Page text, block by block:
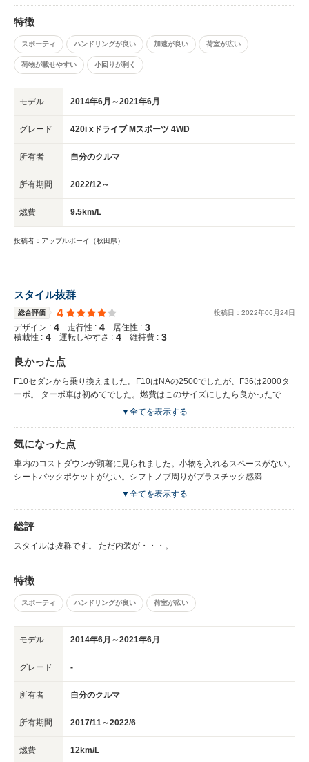
ペはリアガラスごとオープンになるので、実はハッチバック的なので差別化
出来ます。 なので積載量も荷物の乗せやすさもＧＯＯＤ。 「３シリーズに
もＧＴ(グランツーリスモ)があるじゃん！」と思うかもしれませんが、ＧＴ
の方が後ろがボテっとしてるので、スタイリッシュ感を求めたいならＧＣ。
ホント良いとこ取りでバランスがイイです♪ 上にも記載しましたが、標準で
の全高・車高を多少気にする方は３シリーズＧＴもありかと思います。 僕
もどちらかにするか迷いました。 ＧＴにはディーゼルエンジンもありまし
です。 今となっては年式が８、９年落ちですが古臭さを全く感じないって
のはBMWや外車の良さかなぁと思います。 なかなか見かけないフォルムな
のか、車をのぞいていく方が結構いるみたいです。 息子たちにも「カッコ
いい」と言わせる１台。 パパとしても鼻高々です（笑）
特徴
スポーティ ハンドリングが良い 加速が良い 荷室が広い
荷物が載せやすい 小回りが利く
モデル 2014年6月～2021年6月
グレード 420i xドライブ Mスポーツ 4WD
所有者 自分のクルマ
所有期間 2022/12～
燃費 9.5km/L
投稿者：アップルボーイ（秋田県）
スタイル抜群
総合評価 4 投稿日： 2022年06 月24日
デザイン : 4 走行性 : 4 居住性 : 3
積載性 : 4 運転しやすさ : 4 維持費 : 3
良かった点
F10セダンから乗り換えました。F10はNAの2500でしたが、F36は2000タ
ーボ。 ターボ車は初めてでした。燃費はこのサイズにしたら良かったで
す。12ｋｍ/ｌくらい。 車体が軽く、またサイズも手ごろなので運転はしや
さりとした感じよりは、もっとスマートです。
▼全てを表示する
気になった点
車内のコストダウンが顕著に見られました。小物を入れるスペースがない。
シートバックポケットがない。シフトノブ周りがプラスチック感満
載・・・。 バイザーも少し薄目です。全体的に内装は安っぽいです。600万
▼全てを表示する
総評
スタイルは抜群です。 ただ内装が・・・。
特徴
スポーティ ハンドリングが良い 荷室が広い
モデル 2014年6月～2021年6月
グレード -
所有者 自分のクルマ
所有期間 2017/11～2022/6
燃費 12km/L